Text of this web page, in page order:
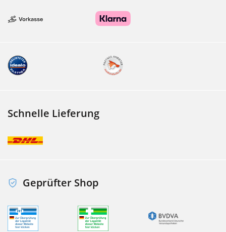
Schnelle Lieferung
Geprüfter Shop